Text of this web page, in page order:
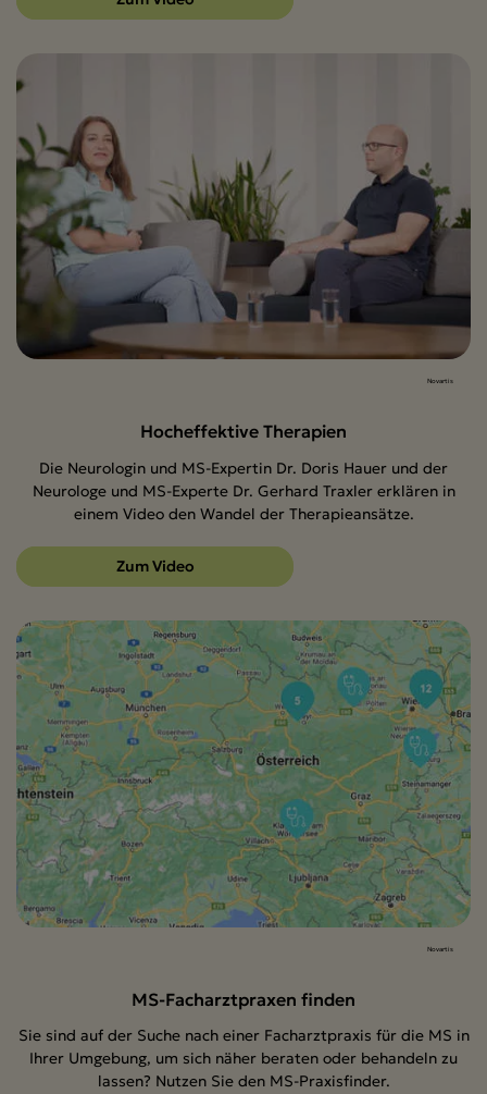
Novartis
Hocheffektive Therapien
Die Neurologin und MS-Expertin Dr. Doris Hauer und der
Neurologe und MS-Experte Dr. Gerhard Traxler erklären in
einem Video den Wandel der Therapieansätze.
Zum Video
Novartis
MS-Facharztpraxen finden
Sie sind auf der Suche nach einer Facharztpraxis für die MS in
Ihrer Umgebung, um sich näher beraten oder behandeln zu
lassen? Nutzen Sie den MS-Praxisfinder.